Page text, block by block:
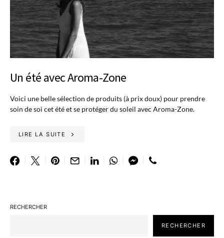
Un été avec Aroma-Zone
Voici une belle sélection de produits (à prix doux) pour prendre
soin de soi cet été et se protéger du soleil avec Aroma-Zone.
LIRE LA SUITE
RECHERCHER
RECHERCHER